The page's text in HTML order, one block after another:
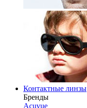
Контактные линзы
Бренды
Acuvue